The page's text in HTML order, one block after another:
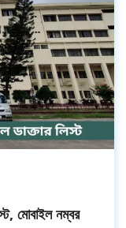
মোবাইল নম্বর